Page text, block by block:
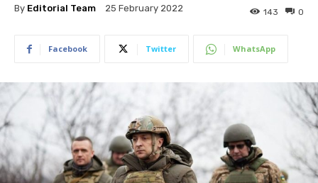
By Editorial Team 25 February 2022 0
143
Facebook Twitter WhatsApp